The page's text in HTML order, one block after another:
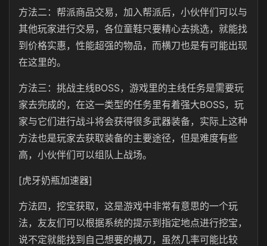
方法二：帮派商品交易，加入帮派后，小伙伴们可以与
其他玩家进行交易，各位童鞋只要精心去挑选，就能找
到价格实惠，性能超强的物品，而横刀也是有可能出现
在这里的。
方法三：挑战主线BOSS，游戏里的主线任务是需要玩
家去完成的，在这一类型的任务里有着强大BOSS，玩
家与它们进行战斗将会获得很多武器装备，实际上这种
方法也是玩家去获取装备的主要途径，但是难度有些
高，小伙伴们可以组队上战场。
[虎牙奶瓶加速器]
方法四，挖宝获取，这是游戏中非常有意思的一个玩
法，友友们可以根据系统的提示到指定地点进行挖宝，
说不定就能找到自己想要的横刀，虽然几率可能比较